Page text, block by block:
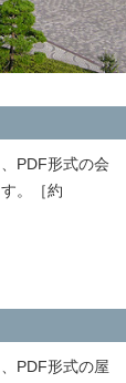
PDF形式の会
。［約
PDF形式の屋